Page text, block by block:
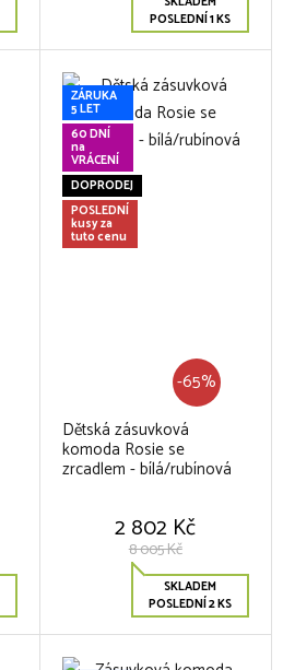
POSLEDNÍ 1 KS
ZÁRUKA
5 LET
60 DNÍ
na
VRÁCENÍ
DOPRODEJ
POSLEDNÍ
kusy za
tuto cenu
-65%
Dětská zásuvková
komoda Rosie se
zrcadlem - bílá/rubínová
2 802 Kč
8 005 Kč
SKLADEM
POSLEDNÍ 2 KS